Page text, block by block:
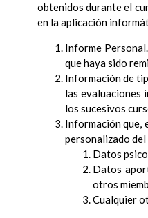
AnÃ¡lisis
Proyecto
Marco
Objetivos
LÃ­neas
Ã¡reas de
obtenidos durante el
en la aplicación
Informe
que haya sido
Información de
las evaluaciones
los sucesivos
Información que,
personalizado
Datos
Datos
otros
Cualquier